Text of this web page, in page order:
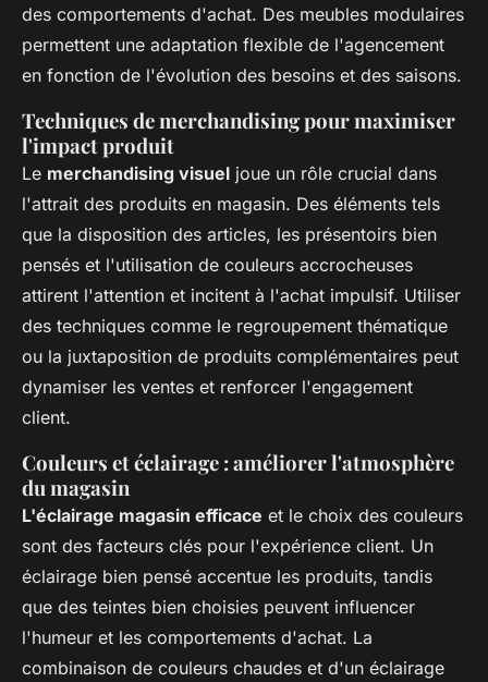
des comportements d'achat. Des meubles modulaires
permettent une adaptation flexible de l'agencement
en fonction de l'évolution des besoins et des saisons.
Techniques de merchandising pour maximiser
l'impact produit
Le merchandising visuel joue un rôle crucial dans
l'attrait des produits en magasin. Des éléments tels
que la disposition des articles, les présentoirs bien
pensés et l'utilisation de couleurs accrocheuses
attirent l'attention et incitent à l'achat impulsif. Utiliser
des techniques comme le regroupement thématique
ou la juxtaposition de produits complémentaires peut
dynamiser les ventes et renforcer l'engagement
client.
Couleurs et éclairage : améliorer l'atmosphère
du magasin
L'éclairage magasin efficace et le choix des couleurs
sont des facteurs clés pour l'expérience client. Un
éclairage bien pensé accentue les produits, tandis
que des teintes bien choisies peuvent influencer
l'humeur et les comportements d'achat. La
combinaison de couleurs chaudes et d'un éclairage